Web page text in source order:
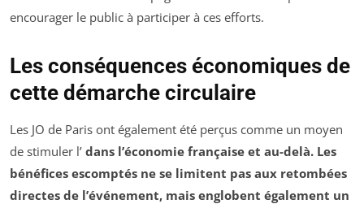
encourager le public à participer à ces efforts.
Les conséquences économiques de
cette démarche circulaire
Les JO de Paris ont également été perçus comme un moyen
de stimuler l’ dans l’économie française et au-delà. Les
bénéfices escomptés ne se limitent pas aux retombées
directes de l’événement, mais englobent également un